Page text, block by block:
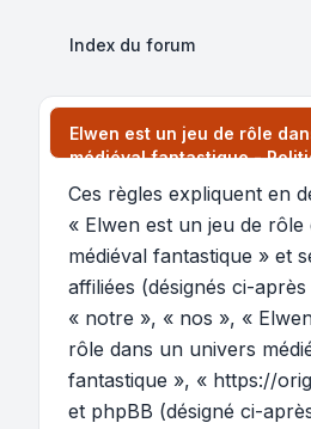
Index du forum
Elwen est un jeu de rôle
médiéval fantastique -
confidentialité
Ces règles expliquent en
« Elwen est un jeu de
médiéval fantastique » et
affiliées (désignés ci-
« notre », « nos », «
rôle dans un univers
fantastique », « https://
et phpBB (désigné ci-